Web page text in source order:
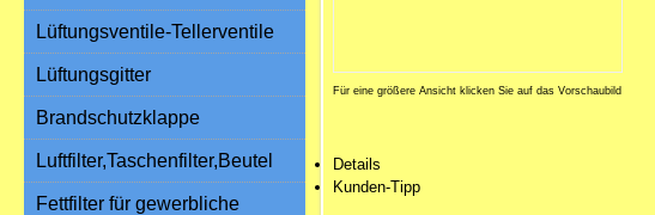
Für eine größere Ansicht klicken Sie auf das Vorschaubild
Details
Kunden-Tipp
Lüftungsventile-Tellerventile
Lüftungsgitter
Brandschutzklappe
Luftfilter,Taschenfilter,Beutel
Fettfilter für gewerbliche